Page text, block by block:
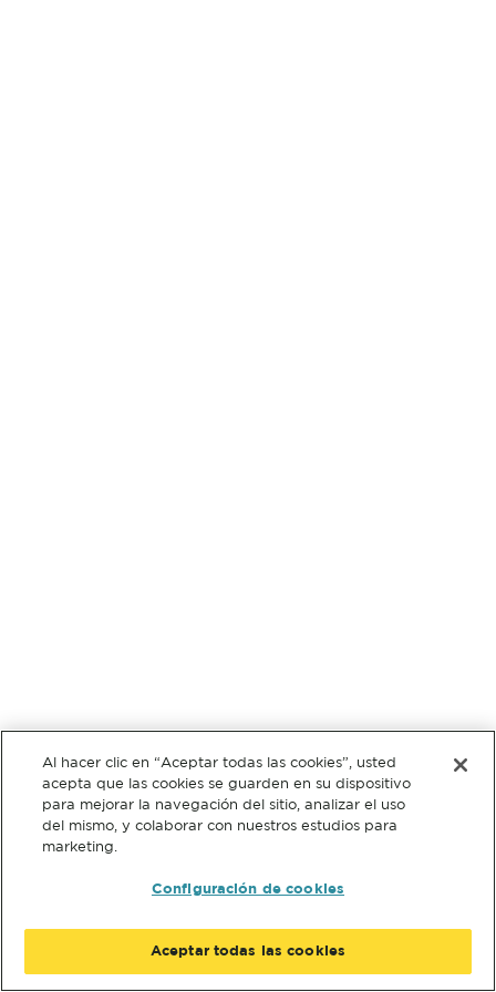
Al hacer clic en “Aceptar todas las cookies”, usted
acepta que las cookies se guarden en su dispositivo
para mejorar la navegación del sitio, analizar el uso
del mismo, y colaborar con nuestros estudios para
marketing.
Configuración de cookies
Aceptar todas las cookies